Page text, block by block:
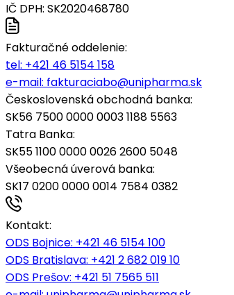
IČ DPH: SK2020468780
Fakturačné oddelenie:
tel: +421 46 5154 158
e-mail: fakturaciabo@unipharma.sk
Československá obchodná banka:
SK56 7500 0000 0003 1188 5563
Tatra Banka:
SK55 1100 0000 0026 2600 5048
Všeobecná úverová banka:
SK17 0200 0000 0014 7584 0382
Kontakt:
ODS Bojnice: +421 46 5154 100
ODS Bratislava: +421 2 682 019 10
ODS Prešov: +421 51 7565 511